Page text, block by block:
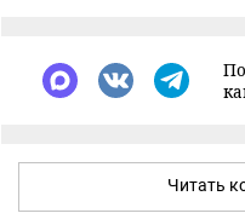
Читать